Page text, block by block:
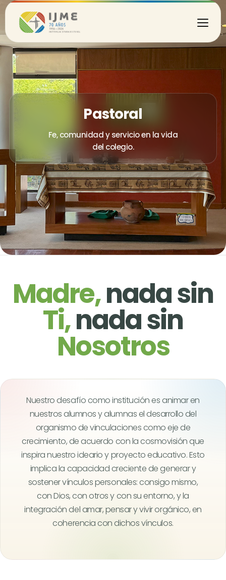
Pastoral
Fe, comunidad y servicio en la vida
del colegio.
Madre,nada sin
Ti,nada sin
Nosotros
Nuestro desafío como institución es animar en
nuestros alumnos y alumnas el desarrollo del
organismo de vinculaciones como eje de
crecimiento, de acuerdo con la cosmovisión que
inspira nuestro ideario y proyecto educativo. Esto
implica la capacidad creciente de generar y
sostener vínculos personales: consigo mismo,
con Dios, con otros y con su entorno, y la
integración del amar, pensar y vivir orgánico, en
coherencia con dichos vínculos.